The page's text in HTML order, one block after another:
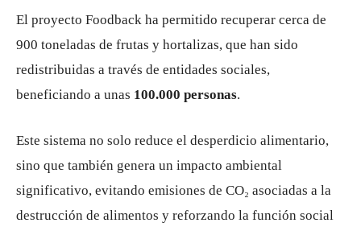
El proyecto Foodback ha permitido recuperar cerca de
900 toneladas de frutas y hortalizas, que han sido
redistribuidas a través de entidades sociales,
beneficiando a unas 100.000 personas.
Este sistema no solo reduce el desperdicio alimentario,
sino que también genera un impacto ambiental
significativo, evitando emisiones de CO₂ asociadas a la
destrucción de alimentos y reforzando la función social